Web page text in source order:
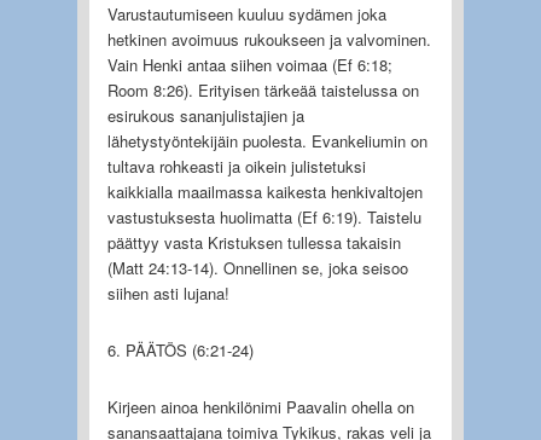
Varustautumiseen kuuluu sydämen joka
hetkinen avoimuus rukoukseen ja valvominen.
Vain Henki antaa siihen voimaa (Ef 6:18;
Room 8:26). Erityisen tärkeää taistelussa on
esirukous sananjulistajien ja
lähetystyöntekijäin puolesta. Evankeliumin on
tultava rohkeasti ja oikein julistetuksi
kaikkialla maailmassa kaikesta henkivaltojen
vastustuksesta huolimatta (Ef 6:19). Taistelu
päättyy vasta Kristuksen tullessa takaisin
(Matt 24:13-14). Onnellinen se, joka seisoo
siihen asti lujana!
6. PÄÄTÖS (6:21-24)
Kirjeen ainoa henkilönimi Paavalin ohella on
sanansaattajana toimiva Tykikus, rakas veli ja